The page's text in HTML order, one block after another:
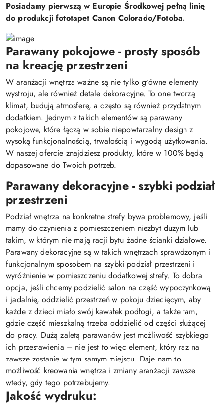
Posiadamy pierwszą w Europie Środkowej pełną linię
do produkcji fototapet Canon Colorado/Fotoba.
Parawany pokojowe - prosty sposób
na kreację przestrzeni
W aranżacji wnętrza ważne są nie tylko główne elementy
wystroju, ale również detale dekoracyjne. To one tworzą
klimat, budują atmosferę, a często są również przydatnym
dodatkiem. Jednym z takich elementów są parawany
pokojowe, które łączą w sobie niepowtarzalny design z
wysoką funkcjonalnością, trwałością i wygodą użytkowania.
W naszej ofercie znajdziesz produkty, które w 100% będą
dopasowane do Twoich potrzeb.
Parawany dekoracyjne - szybki podział
przestrzeni
Podział wnętrza na konkretne strefy bywa problemowy, jeśli
mamy do czynienia z pomieszczeniem niezbyt dużym lub
takim, w którym nie mają racji bytu żadne ścianki działowe.
Parawany dekoracyjne są w takich wnętrzach sprawdzonym i
funkcjonalnym sposobem na szybki podział przestrzeni i
wyróżnienie w pomieszczeniu dodatkowej strefy. To dobra
opcja, jeśli chcemy podzielić salon na część wypoczynkową
i jadalnię, oddzielić przestrzeń w pokoju dziecięcym, aby
każde z dzieci miało swój kawałek podłogi, a także tam,
gdzie część mieszkalną trzeba oddzielić od części służącej
do pracy. Dużą zaletą parawanów jest możliwość szybkiego
ich przestawienia – nie jest to więc element, który raz na
zawsze zostanie w tym samym miejscu. Daje nam to
możliwość kreowania wnętrza i zmiany aranżacji zawsze
wtedy, gdy tego potrzebujemy.
Jakość wydruku: